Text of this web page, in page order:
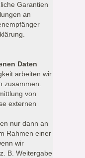
Garantien
an
Daten
arbeiten wir
zusammen.
von
externen
nur dann an
Rahmen einer
wir
B. Weitergabe